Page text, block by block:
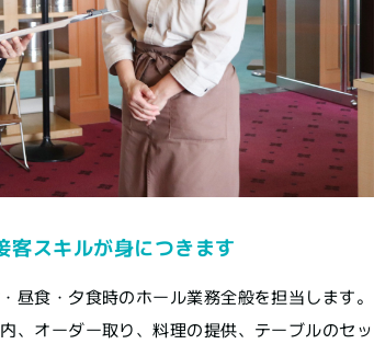
客スキルが身につきます
昼食・夕食時のホール業務全般を担当します。
、オーダー取り、料理の提供、テーブルのセッ